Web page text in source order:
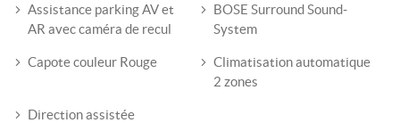
Assistance parking AV et
AR avec caméra de recul
BOSE Surround Sound-
System
Capote couleur Rouge
Climatisation automatique
2 zones
Direction assistée